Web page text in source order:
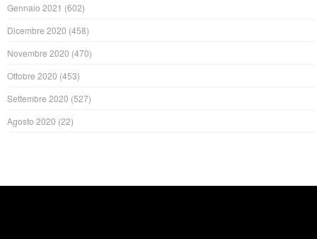
Gennaio 2021 (602)
Dicembre 2020 (458)
Novembre 2020 (470)
Ottobre 2020 (453)
Settembre 2020 (527)
Agosto 2020 (22)